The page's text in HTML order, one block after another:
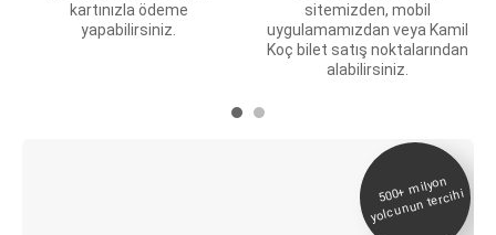
kartınızla ödeme
yapabilirsiniz.
sitemizden, mobil
uygulamamızdan veya Kamil
Koç bilet satış noktalarından
alabilirsiniz.
500+
milyon
yolcunun tercihi